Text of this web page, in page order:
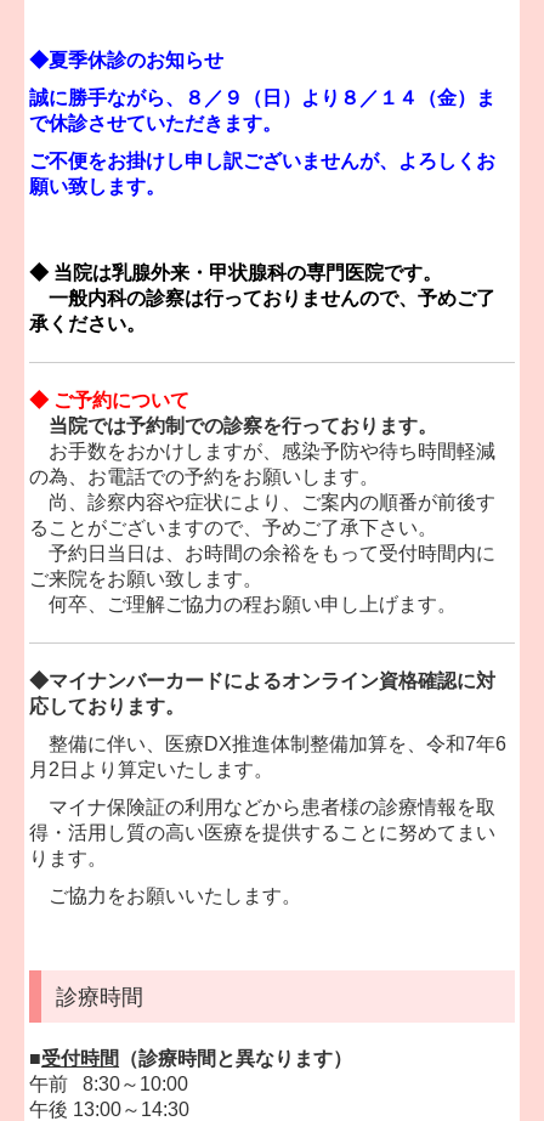
◆夏季休診のお知らせ
誠に勝手ながら、８／９（日）より８／１４（金）ま
で休診させていただきます。
ご不便をお掛けし申し訳ございませんが、よろしくお
願い致します。
◆ 当院は乳腺外来・甲状腺科の専門医院です。
一般内科の診察は行っておりませんので、予めご了
承ください。
◆ ご予約について
当院では予約制での診察を行っております。
お手数をおかけしますが、感染予防や待ち時間軽減
の為、お電話での予約をお願いします。
尚、診察内容や症状により、ご案内の順番が前後す
ることがございますので、予めご了承下さい。
予約日当日は、お時間の余裕をもって受付時間内に
ご来院をお願い致します。
何卒、ご理解ご協力の程お願い申し上げます。
◆マイナンバーカードによるオンライン資格確認に対
応しております。
整備に伴い、医療DX推進体制整備加算を、令和7年6
月2日より算定いたします。
マイナ保険証の利用などから患者様の診療情報を取
得・活用し質の高い医療を提供することに努めてまい
ります。
ご協力をお願いいたします。
診療時間
■受付時間
（診療時間と異なります）
午前 8:30～10:00
午後 13:00～14:30